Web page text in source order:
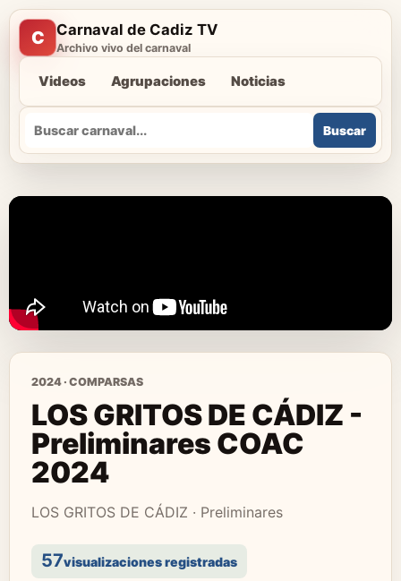
C Carnaval de Cadiz TV
Archivo vivo del carnaval
Videos Agrupaciones Noticias
Buscar
Buscar
2024 · COMPARSAS
LOS GRITOS DE CÁDIZ -
Preliminares COAC
2024
LOS GRITOS DE CÁDIZ · Preliminares
57visualizaciones registradas